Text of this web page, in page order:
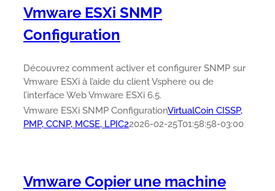
Vmware ESXi SNMP
Configuration
Découvrez comment activer et configurer SNMP sur
Vmware ESXi à l’aide du client Vsphere ou de
l’interface Web Vmware ESXi 6.5.
Vmware ESXi SNMP ConfigurationVirtualCoin CISSP,
PMP, CCNP, MCSE, LPIC22026-02-25T01:58:58-03:00
Vmware Copier une machine